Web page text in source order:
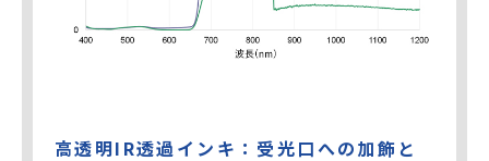
高透明IR透過インキ：受光口への加飾と